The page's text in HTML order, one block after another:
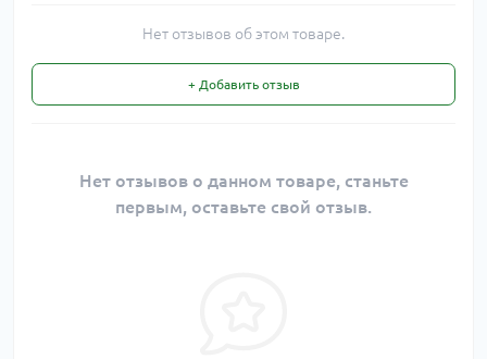
Нет отзывов об этом товаре.
+ Добавить отзыв
Нет отзывов о данном товаре, станьте
первым, оставьте свой отзыв.